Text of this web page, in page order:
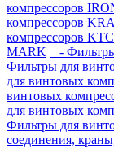
компрессоров
компрессоров
компрессоров KTC
MARK
-
Фильтры для
для винтовых
винтовых
для винтовых
Фильтры для
соединения,